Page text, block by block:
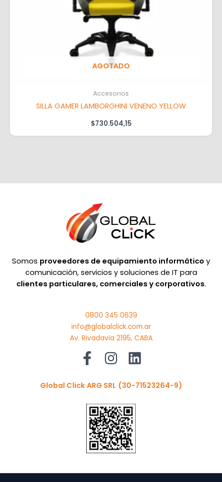
AGOTADO
Accesorios
SILLA GAMER LAMBORGHINI VENENO YELLOW
$730.504,15
Somos proveedores de equipamiento informático y
comunicación, servicios y soluciones de IT para
clientes particulares, comerciales y corporativos.
0800 345 0639
info@globalclick.com.ar
Av. Rivadavia 2195, CABA
Global Click ARG SRL (30-71523264-9)